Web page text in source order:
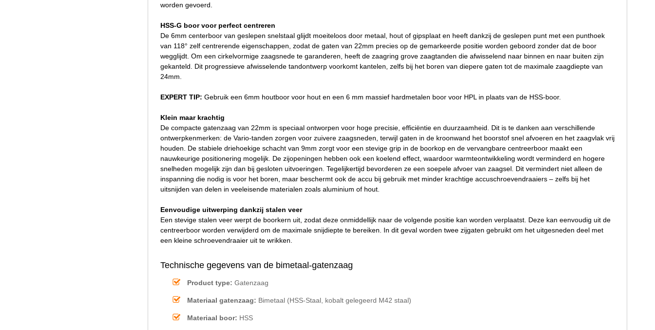
worden gevoerd.
HSS-G boor voor perfect centreren
De 6mm centerboor van geslepen snelstaal glijdt moeiteloos door metaal, hout of gipsplaat en heeft dankzij de geslepen punt met een punthoek
van 118° zelf centrerende eigenschappen, zodat de gaten van 22mm precies op de gemarkeerde positie worden geboord zonder dat de boor
wegglijdt. Om een cirkelvormige zaagsnede te garanderen, heeft de zaagring grove zaagtanden die afwisselend naar binnen en naar buiten zijn
gekanteld. Dit progressieve afwisselende tandontwerp voorkomt kantelen, zelfs bij het boren van diepere gaten tot de maximale zaagdiepte van
24mm.
EXPERT TIP: Gebruik een 6mm houtboor voor hout en een 6 mm massief hardmetalen boor voor HPL in plaats van de HSS-boor.
Klein maar krachtig
De compacte gatenzaag van 22mm is speciaal ontworpen voor hoge precisie, efficiëntie en duurzaamheid. Dit is te danken aan verschillende
ontwerpkenmerken: de Vario-tanden zorgen voor zuivere zaagsneden, terwijl gaten in de kroonwand het boorstof snel afvoeren en het zaagvlak vrij
houden. De stabiele driehoekige schacht van 9mm zorgt voor een stevige grip in de boorkop en de vervangbare centreerboor maakt een
nauwkeurige positionering mogelijk. De zijopeningen hebben ook een koelend effect, waardoor warmteontwikkeling wordt verminderd en hogere
snelheden mogelijk zijn dan bij gesloten uitvoeringen. Tegelijkertijd bevorderen ze een soepele afvoer van zaagsel. Dit vermindert niet alleen de
inspanning die nodig is voor het boren, maar beschermt ook de accu bij gebruik met minder krachtige accuschroevendraaiers – zelfs bij het
uitsnijden van delen in veeleisende materialen zoals aluminium of hout.
Eenvoudige uitwerping dankzij stalen veer
Een stevige stalen veer werpt de boorkern uit, zodat deze onmiddellijk naar de volgende positie kan worden verplaatst. Deze kan eenvoudig uit de
centreerboor worden verwijderd om de maximale snijdiepte te bereiken. In dit geval worden twee zijgaten gebruikt om het uitgesneden deel met
een kleine schroevendraaier uit te wrikken.
Technische gegevens van de bimetaal-gatenzaag
Product type: Gatenzaag
Materiaal gatenzaag: Bimetaal (HSS-Staal, kobalt gelegeerd M42 staal)
Materiaal boor: HSS